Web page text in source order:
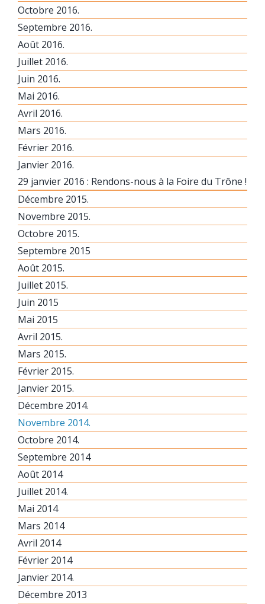
Octobre 2016.
Septembre 2016.
Août 2016.
Juillet 2016.
Juin 2016.
Mai 2016.
Avril 2016.
Mars 2016.
Février 2016.
Janvier 2016.
29 janvier 2016 : Rendons-nous à la Foire du Trône !
Décembre 2015.
Novembre 2015.
Octobre 2015.
Septembre 2015
Août 2015.
Juillet 2015.
Juin 2015
Mai 2015
Avril 2015.
Mars 2015.
Février 2015.
Janvier 2015.
Décembre 2014.
Novembre 2014.
Octobre 2014.
Septembre 2014
Août 2014
Juillet 2014.
Mai 2014
Mars 2014
Avril 2014
Février 2014
Janvier 2014.
Décembre 2013